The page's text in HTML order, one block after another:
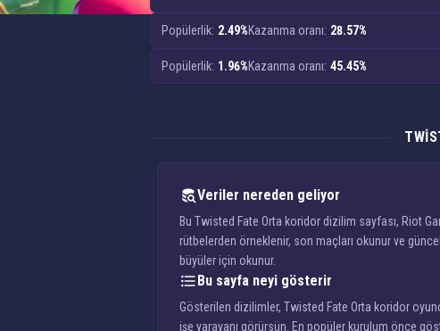
Popülerlik: 2.49%Kazanma oranı: 28.57%
Popülerlik: 1.96%Kazanma oranı: 45.45%
Veriler nereden geliyor
Bu Twisted Fate Orta koridor dizilim sayfası, Riot
rütbelerden örneklenir, son maçları okunur ve
büyüler için okunur.
Bu sayfa neyi gösterir
Gösterilen dizilimler, Twisted Fate Orta koridor
işe yarayanı görürsün. En popüler kurulum önce